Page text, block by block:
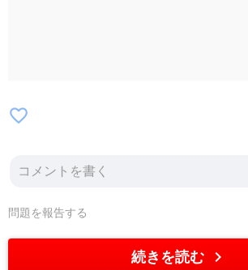
favorite_border
問題を報告する
続きを読む chevron_right